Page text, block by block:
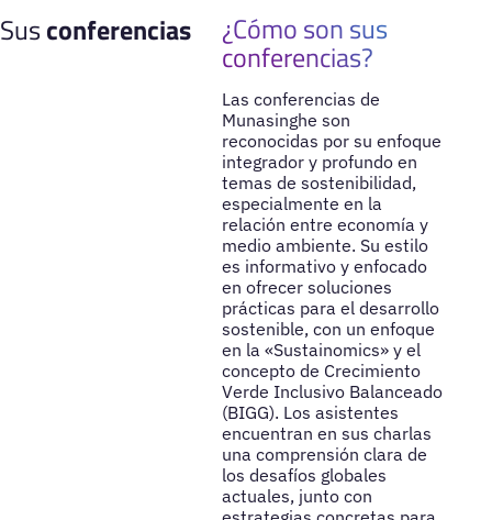
Susconferencias ¿Cómo son sus
conferencias?
Las conferencias de
Munasinghe son
reconocidas por su enfoque
integrador y profundo en
temas de sostenibilidad,
especialmente en la
relación entre economía y
medio ambiente. Su estilo
es informativo y enfocado
en ofrecer soluciones
prácticas para el desarrollo
sostenible, con un enfoque
en la «Sustainomics» y el
concepto de Crecimiento
Verde Inclusivo Balanceado
(BIGG). Los asistentes
encuentran en sus charlas
una comprensión clara de
los desafíos globales
actuales, junto con